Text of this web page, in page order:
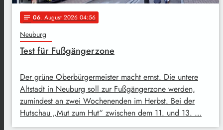
notes 06. August 2026 04:56
Neuburg
Test für Fußgängerzone
Der grüne Oberbürgermeister macht ernst. Die untere
Altstadt in Neuburg soll zur Fußgängerzone werden,
zumindest an zwei Wochenenden im Herbst. Bei der
Hutschau „Mut zum Hut“ zwischen dem 11. und 13. …